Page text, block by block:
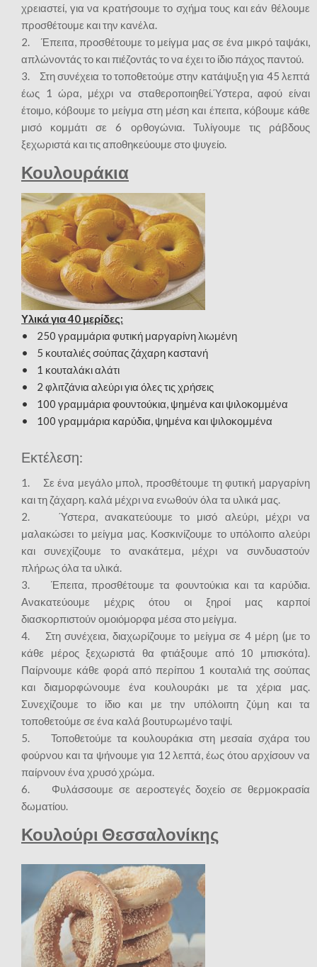
χρειαστεί, για να κρατήσουμε το σχήμα τους και εάν θέλουμε
προσθέτουμε και την κανέλα.
2. Έπειτα, προσθέτουμε το μείγμα μας σε ένα μικρό ταψάκι,
απλώνοντάς το και πιέζοντάς το να έχει το ίδιο πάχος παντού.
3. Στη συνέχεια το τοποθετούμε στην κατάψυξη για 45 λεπτά
έως 1 ώρα, μέχρι να σταθεροποιηθεί.Ύστερα, αφού είναι
έτοιμο, κόβουμε το μείγμα στη μέση και έπειτα, κόβουμε κάθε
μισό κομμάτι σε 6 ορθογώνια. Τυλίγουμε τις ράβδους
ξεχωριστά και τις αποθηκεύουμε στο ψυγείο.
Κουλουράκια
Υλικά για 40 μερίδες:
• 250 γραμμάρια φυτική μαργαρίνη λιωμένη
• 5 κουταλιές σούπας ζάχαρη καστανή
• 1 κουταλάκι αλάτι
• 2 φλιτζάνια αλεύρι για όλες τις χρήσεις
• 100 γραμμάρια φουντούκια, ψημένα και ψιλοκομμένα
• 100 γραμμάρια καρύδια, ψημένα και ψιλοκομμένα
Εκτέλεση:
1. Σε ένα μεγάλο μπολ, προσθέτουμε τη φυτική μαργαρίνη
και τη ζάχαρη. καλά μέχρι να ενωθούν όλα τα υλικά μας.
2. Ύστερα, ανακατεύουμε το μισό αλεύρι, μέχρι να
μαλακώσει το μείγμα μας. Κοσκινίζουμε το υπόλοιπο αλεύρι
και συνεχίζουμε το ανακάτεμα, μέχρι να συνδυαστούν
πλήρως όλα τα υλικά.
3. Έπειτα, προσθέτουμε τα φουντούκια και τα καρύδια.
Ανακατεύουμε μέχρις ότου οι ξηροί μας καρποί
διασκορπιστούν ομοιόμορφα μέσα στο μείγμα.
4. Στη συνέχεια, διαχωρίζουμε το μείγμα σε 4 μέρη (με το
κάθε μέρος ξεχωριστά θα φτιάξουμε από 10 μπισκότα).
Παίρνουμε κάθε φορά από περίπου 1 κουταλιά της σούπας
και διαμορφώνουμε ένα κουλουράκι με τα χέρια μας.
Συνεχίζουμε το ίδιο και με την υπόλοιπη ζύμη και τα
τοποθετούμε σε ένα καλά βουτυρωμένο ταψί.
5. Τοποθετούμε τα κουλουράκια στη μεσαία σχάρα του
φούρνου και τα ψήνουμε για 12 λεπτά, έως ότου αρχίσουν να
παίρνουν ένα χρυσό χρώμα.
6. Φυλάσσουμε σε αεροστεγές δοχείο σε θερμοκρασία
δωματίου.
Κουλούρι Θεσσαλονίκης